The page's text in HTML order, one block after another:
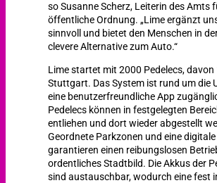
so Susanne Scherz, Leiterin des Amts
öffentliche Ordnung. „Lime ergänzt
sinnvoll und bietet den Menschen in
clevere Alternative zum Auto.“
Lime startet mit 2000 Pedelecs, davon
Stuttgart. Das System ist rund um die
eine benutzerfreundliche App
Pedelecs können in festgelegten
entliehen und dort wieder abgestellt
Geordnete Parkzonen und eine
garantieren einen reibungslosen
ordentliches Stadtbild. Die Akkus der
sind austauschbar, wodurch eine fest